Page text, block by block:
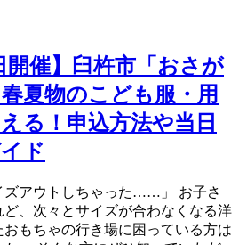
開催】臼杵市「おさが
夏物のこども服・用
る！申込方法や当日
ド
ズアウトしちゃった……」 お子さ
、次々とサイズが合わなくなる洋
もちゃの行き場に困っている方は